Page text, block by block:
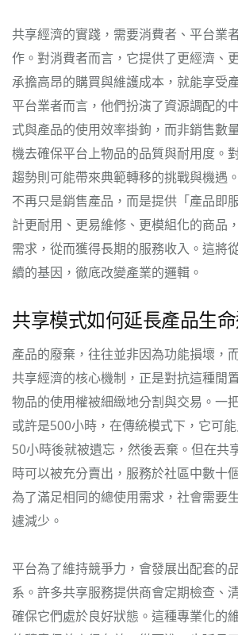
共享經濟的實踐，需要消費者、平台業
作。對消費者而言，它提供了更經濟、
承擔高昂的購買與維護成本，就能享受
平台業者而言，他們扮演了資源調配的
式與產品的使用效率掛鉤，而非銷售數
機去確保平台上物品的品質與耐用度。
趨勢則可能帶來典範轉移的挑戰與機遇
不再只是銷售產品，而是提供「產品即
計更耐用、更易維修、更模組化的商品
需求，從而獲得長期的服務收入。這將
續的基因，徹底改變產業的邏輯。
共享模式如何延長產品生
產品的廢棄，往往並非因為功能損壞，
共享經濟的核心機制，正是對抗這種閒
物品的使用權被細緻地分割與交易。一
或許是500小時，在傳統模式下，它可
50小時後就被遺忘，然後丟棄。但在共
時可以被充分賣出，服務於社區中數十
為了滿足相同的總使用需求，社會需要
遽減少。
平台為了維持競爭力，會發展出配套的
系。許多共享服務提供商會定期檢查、
確保它們處於良好狀態。這種專業化的